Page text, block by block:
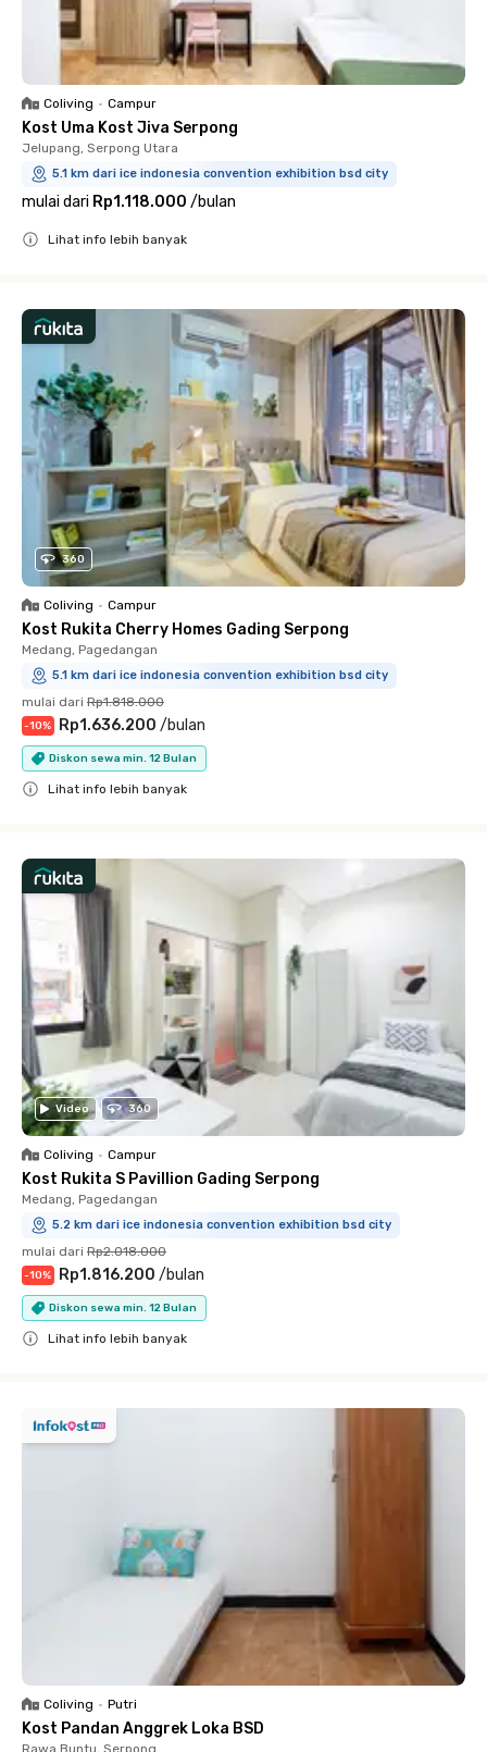
Coliving • Campur
Kost Uma Kost Jiva Serpong
Jelupang, Serpong Utara
5.1 km dari ice indonesia convention exhibition bsd city
mulai dari Rp1.118.000 /bulan
Lihat info lebih banyak
360
Coliving • Campur
Kost Rukita Cherry Homes Gading Serpong
Medang, Pagedangan
5.1 km dari ice indonesia convention exhibition bsd city
mulai dari Rp1.818.000
-10% Rp1.636.200 /bulan
Diskon sewa min. 12 Bulan
Lihat info lebih banyak
Video 360
Coliving • Campur
Kost Rukita S Pavillion Gading Serpong
Medang, Pagedangan
5.2 km dari ice indonesia convention exhibition bsd city
mulai dari Rp2.018.000
-10% Rp1.816.200 /bulan
Diskon sewa min. 12 Bulan
Lihat info lebih banyak
Coliving • Putri
Kost Pandan Anggrek Loka BSD
Rawa Buntu, Serpong